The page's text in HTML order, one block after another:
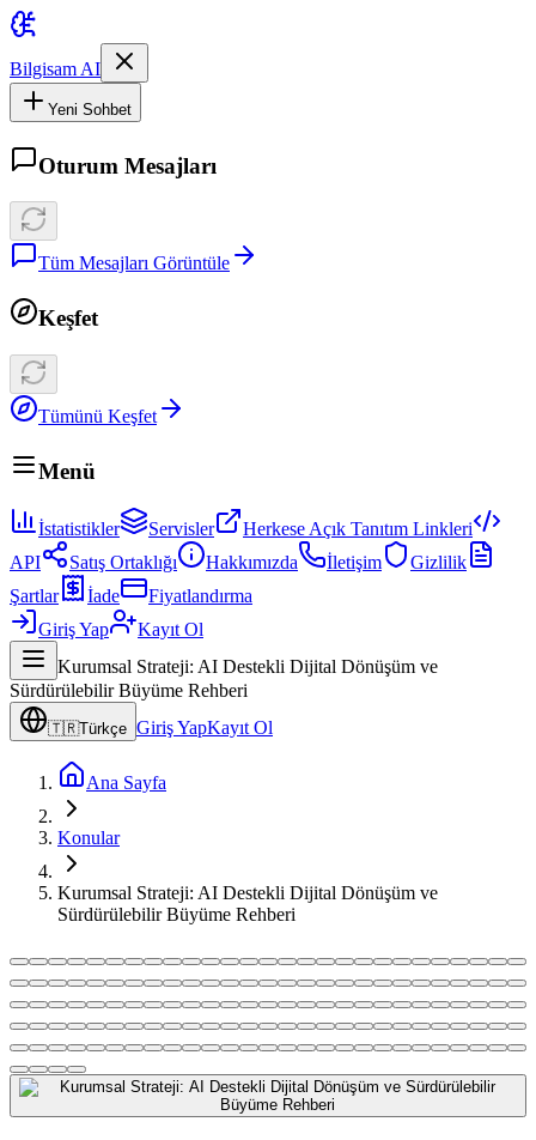
Bilgisam AI
Yeni Sohbet
Oturum Mesajları
Tüm Mesajları Görüntüle
Keşfet
Tümünü Keşfet
Menü
İstatistikler Servisler
Herkese Açık Tanıtım Linkleri
API
Satış Ortaklığı Hakkımızda İletişim
Gizlilik
Şartlar
İade
Fiyatlandırma
Giriş Yap
Kayıt Ol
Kurumsal Strateji: AI Destekli Dijital Dönüşüm ve
Sürdürülebilir Büyüme Rehberi
🇹🇷Türkçe Giriş YapKayıt Ol
Ana Sayfa
Konular
Kurumsal Strateji: AI Destekli Dijital Dönüşüm ve
Sürdürülebilir Büyüme Rehberi